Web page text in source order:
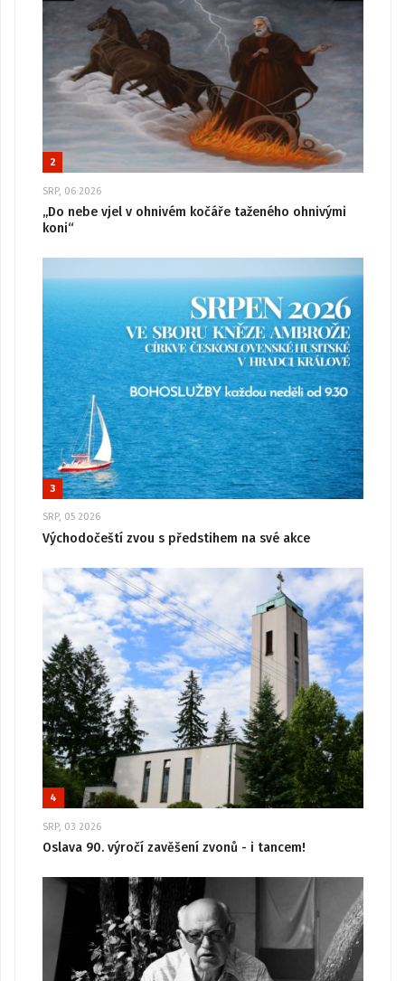
2
SRP, 06 2026
„Do nebe vjel v ohnivém kočáře taženého ohnivými
koni“
3
SRP, 05 2026
Východočeští zvou s předstihem na své akce
4
SRP, 03 2026
Oslava 90. výročí zavěšení zvonů - i tancem!